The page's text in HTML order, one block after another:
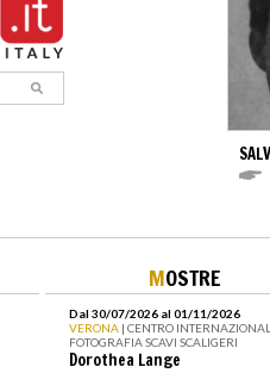
MOSTRE
Dal 30/07/2026 al 01/11/2026
VERONA | CENTRO
FOTOGRAFIA SCAVI SCALIGERI
Dorothea Lange